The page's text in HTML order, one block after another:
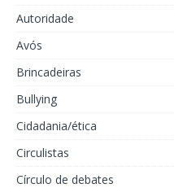
Autoridade
Avós
Brincadeiras
Bullying
Cidadania/ética
Circulistas
Círculo de debates